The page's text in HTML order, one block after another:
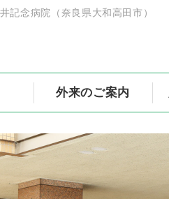
記念病院（奈良県大和高田市）
外来のご案内